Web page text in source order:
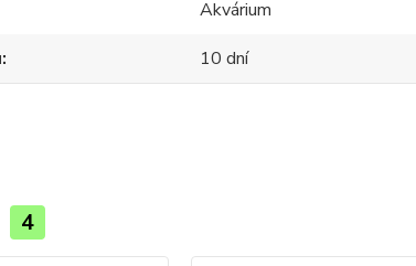
Akvárium
10 dní
4